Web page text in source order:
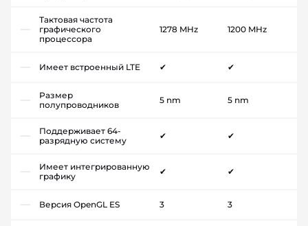
Тактовая частота
графического
процессора
1278 MHz 1200 MHz
Имеет встроенный LTE ✔ ✔
Размер
полупроводников
5 nm 5 nm
Поддерживает 64-
разрядную систему
✔ ✔
Имеет интегрированную
графику
✔ ✔
Версия OpenGL ES 3 3